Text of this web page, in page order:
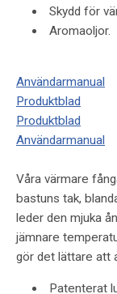
Skydd för
Aromaoljor.
Användarmanual
Produktblad
Produktblad
Användarmanual
Våra värmare
bastuns tak,
leder den mjuka
jämnare
gör det lättare att
Patenterat